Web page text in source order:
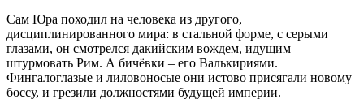
Сам Юра походил на человека из другого,
дисциплинированного мира: в стальной форме, с серыми
глазами, он смотрелся дакийским вождем, идущим
штурмовать Рим. А бичёвки – его Валькириями.
Фингалоглазые и лиловоносые они истово присягали новому
боссу, и грезили должностями будущей империи.